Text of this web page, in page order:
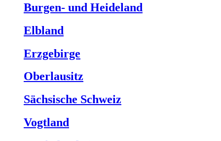
Burgen- und Heideland
Elbland
Erzgebirge
Oberlausitz
Sächsische Schweiz
Vogtland